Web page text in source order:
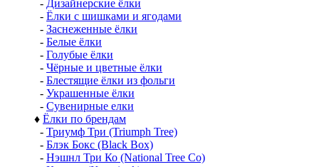
- Дизайнерские ёлки
- Ёлки с шишками и ягодами
- Заснеженные ёлки
- Белые ёлки
- Голубые ёлки
- Чёрные и цветные ёлки
- Блестящие ёлки из фольги
- Украшенные ёлки
- Сувенирные елки
♦ Ёлки по брендам
- Триумф Три (Triumph Tree)
- Блэк Бокс (Black Box)
- Нэшнл Три Ко (National Tree Co)